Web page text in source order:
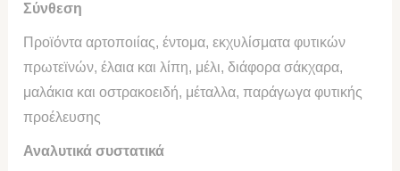
Σύνθεση
Προϊόντα αρτοποιίας, έντομα, εκχυλίσματα φυτικών
πρωτεϊνών, έλαια και λίπη, μέλι, διάφορα σάκχαρα,
μαλάκια και οστρακοειδή, μέταλλα, παράγωγα φυτικής
προέλευσης
Αναλυτικά συστατικά